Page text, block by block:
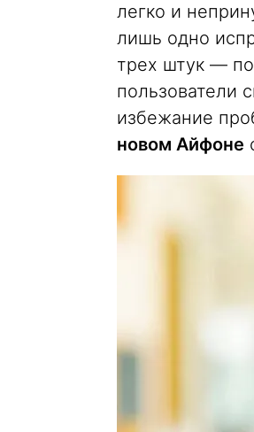
легко и
лишь одно
трех штук —
пользователи
избежание
новом Айфоне